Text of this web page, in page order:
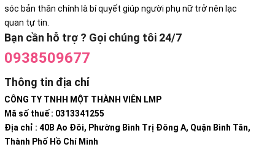
sóc bản thân chính là bí quyết giúp người phụ nữ trở nên lạc
quan tự tin.
Bạn cần hỗ trợ ? Gọi chúng tôi 24/7
0938509677
Thông tin địa chỉ
CÔNG TY TNHH MỘT THÀNH VIÊN LMP
Mã số thuế : 0313341255
Địa chỉ : 40B Ao Đôi, Phường Bình Trị Đông A, Quận Bình Tân,
Thành Phố Hồ Chí Minh